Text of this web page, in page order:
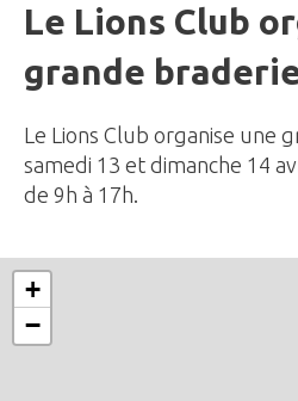
Le Lions Club
grande
Le Lions Club organise une
samedi 13 et dimanche 14
de 9h à 17h.
+
−